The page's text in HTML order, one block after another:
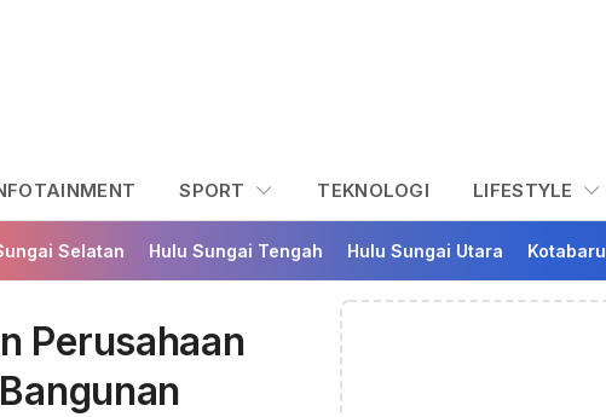
SPORT TEKNOLOGI LIFESTYLE
Selatan Hulu Sungai Tengah Hulu Sungai Utara Kotabaru
Perusahaan